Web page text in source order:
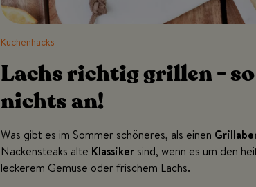
Küchenhacks
Lachs richtig grillen -
nichts an!
Was gibt es im Sommer schöneres, als einen
Nackensteaks alte Klassiker sind, wenn es um den
leckerem Gemüse oder frischem Lachs.